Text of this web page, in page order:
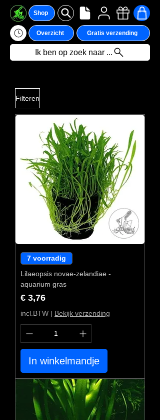
Shop
Overzicht Gratis verzending
Ik ben op zoek naar ...
Filteren
7 voorradig
Lilaeopsis novae-zelandiae -
aquarium gras
Prijs
€ 3,76
incl.BTW | Bekijk verzending
In winkelmandje